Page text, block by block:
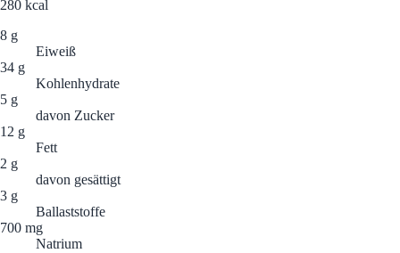
280 kcal
8 g
Eiweiß
34 g
Kohlenhydrate
5 g
davon Zucker
12 g
Fett
2 g
davon gesättigt
3 g
Ballaststoffe
700 mg
Natrium